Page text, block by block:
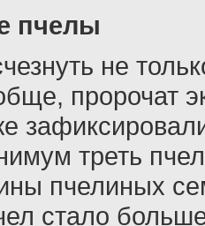
пчелы
не
пророчат
треть
пчелиных
стало